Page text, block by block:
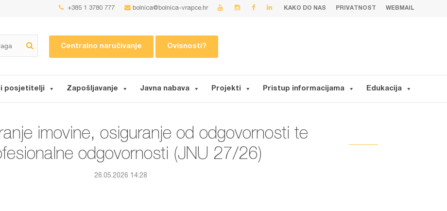
+385 1 3780 777 bolnica@bolnica-vrapce.hr KAKO DO NAS PRIVATNOST WEBMAIL
Centralno naručivanje Ovisnosti?
i posjetitelji Zapošljavanje Javna nabava Projekti Pristup informacijama Edukacija
imovine, osiguranje od odgovornosti te
odgovornosti (JNU 27/26)
26.05.2026 14:28